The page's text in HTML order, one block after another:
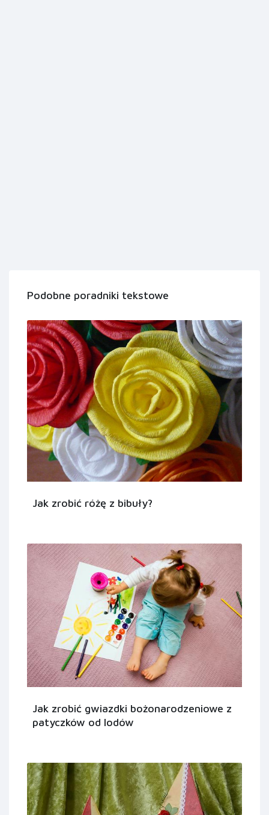
Podobne poradniki tekstowe
Jak zrobić różę z bibuły?
Jak zrobić gwiazdki bożonarodzeniowe z
patyczków od lodów